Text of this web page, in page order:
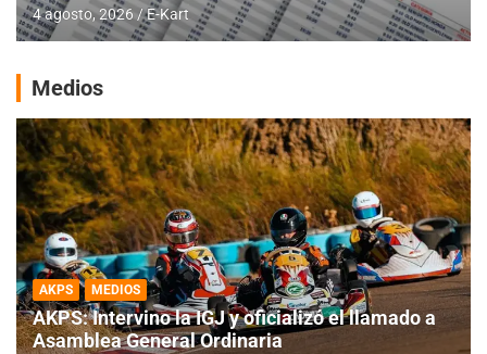
4 agosto, 2026 E-Kart
Medios
AKPS MEDIOS
AKPS: Intervino la IGJ y oficializó el llamado a
Asamblea General Ordinaria